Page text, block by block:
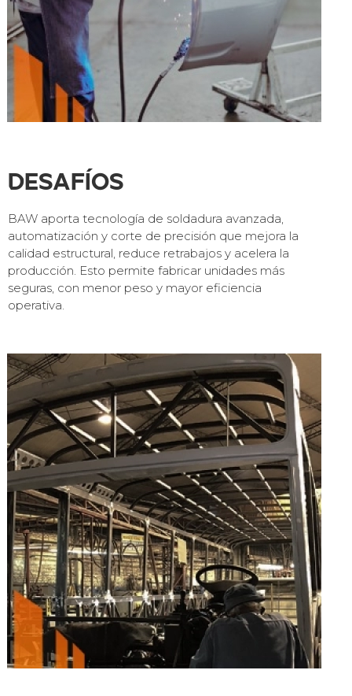
Desafíos
BAW aporta tecnología de soldadura avanzada,
automatización y corte de precisión que mejora la
calidad estructural, reduce retrabajos y acelera la
producción. Esto permite fabricar unidades más
seguras, con menor peso y mayor eficiencia
operativa.